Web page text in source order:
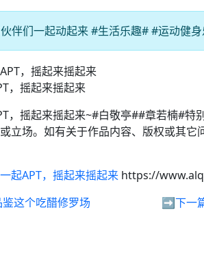
伴们一起动起来 #生活乐趣# #运动健
，摇起来摇起来
，摇起来摇起来~#白敬亭##章若楠#特
立场。如有关于作品内容、版权或其
起APT，摇起来摇起来 https://
这个吃醋修罗场 ➡️下一篇